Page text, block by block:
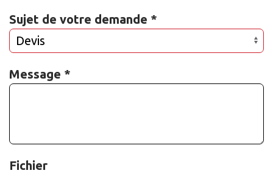
Sujet de votre demande *
Message *
Fichier